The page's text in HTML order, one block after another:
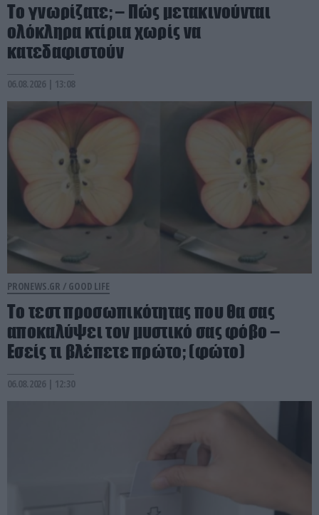
Το γνωρίζατε; – Πώς μετακινούνται
ολόκληρα κτίρια χωρίς να
κατεδαφιστούν
06.08.2026 | 13:08
PRONEWS.GR / GOOD LIFE
Το τεστ προσωπικότητας που θα σας
αποκαλύψει τον μυστικό σας φόβο –
Εσείς τι βλέπετε πρώτο; (φώτο)
06.08.2026 | 12:30